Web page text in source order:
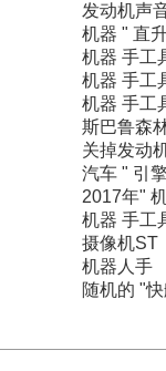
发动机声
机器 " 直
机器 手工
机器 手工
机器 手工
斯巴鲁森
关掉发动
汽车 " 引
2017年"
机器 手工
摄像机ST
机器人手
随机的 "